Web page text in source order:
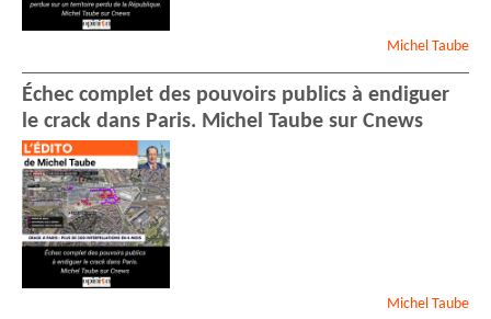
Michel Taube
Échec complet des pouvoirs publics à endiguer
le crack dans Paris. Michel Taube sur Cnews
Michel Taube